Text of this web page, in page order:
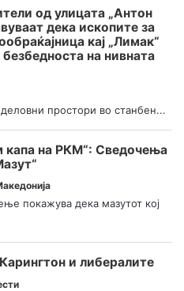
од улицата „Антон
дека ископите за
кај „Лимак“
безбедноста на нивната
простори во станбен...
капа на РКМ“: Сведочења
покажува дека мазутот кој
и либералите